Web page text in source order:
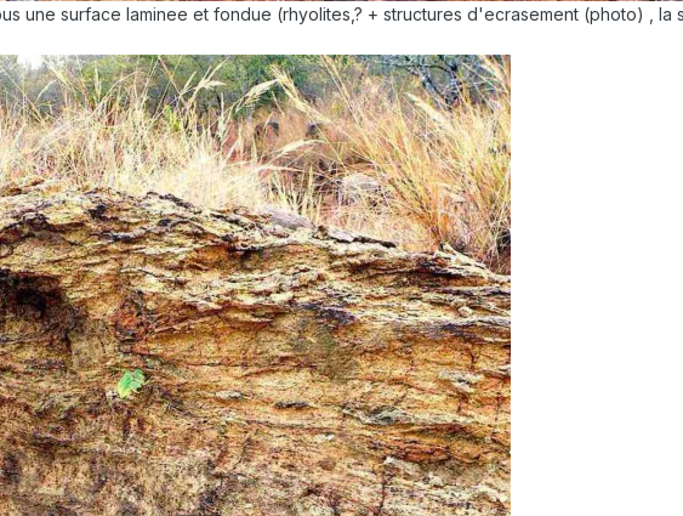
une surface laminee et fondue (rhyolites,? + structures d'ecrasement (photo) ,